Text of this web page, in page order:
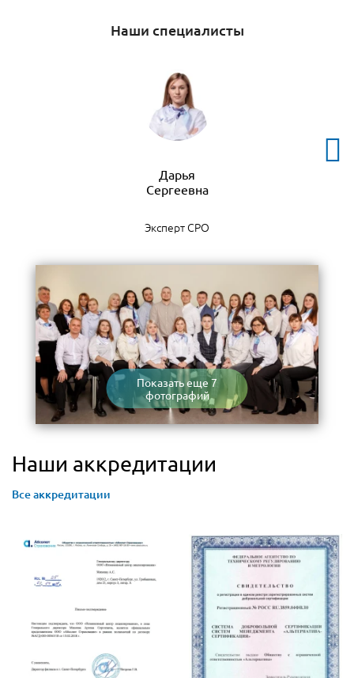
Наши специалисты
Дарья
Сергеевна
Эксперт СРО
Показать еще 7
фотографий
Наши аккредитации
Все аккредитации